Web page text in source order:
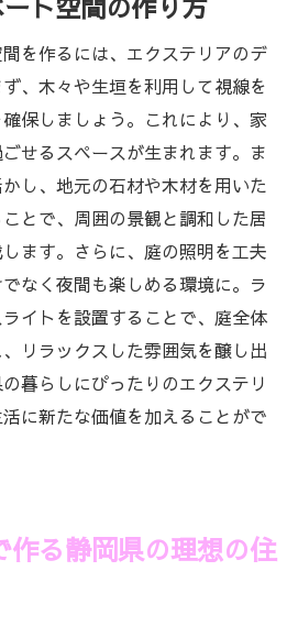
を作るには、エクステリアのデ
、木々や生垣を利用して視線を
保しましょう。これにより、家
せるスペースが生まれます。ま
し、地元の石材や木材を用いた
とで、周囲の景観と調和した居
ます。さらに、庭の照明を工夫
なく夜間も楽しめる環境に。ラ
イトを設置することで、庭全体
リラックスした雰囲気を醸し出
暮らしにぴったりのエクステリ
に新たな価値を加えることがで
作る静岡県の理想の住